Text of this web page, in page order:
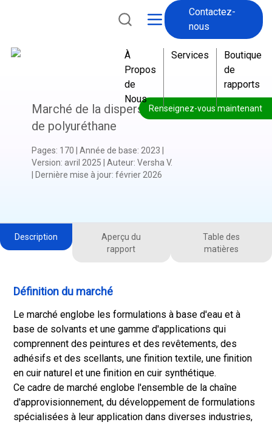
Contactez-
nous
À
Propos
de
Nous
Services
Boutique
de
rapports
Renseignez-vous maintenant
Marché de la dispersion
de polyuréthane
Pages: 170 Année de base: 2023
Version: avril 2025 Auteur: Versha V.
Dernière mise à jour: février 2026
Description
Aperçu du
rapport
Table des
matières
Définition du marché
Le marché englobe les formulations à base d'eau et à
base de solvants et une gamme d'applications qui
comprennent des peintures et des revêtements, des
adhésifs et des scellants, une finition textile, une finition
en cuir naturel et une finition en cuir synthétique.
Ce cadre de marché englobe l'ensemble de la chaîne
d'approvisionnement, du développement de formulations
spécialisées à leur application dans diverses industries,